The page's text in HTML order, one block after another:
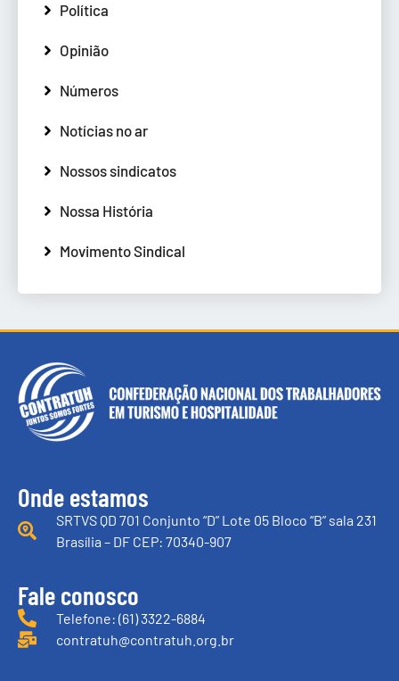
Política
Opinião
Números
Notícias no ar
Nossos sindicatos
Nossa História
Movimento Sindical
Onde estamos
SRTVS QD 701 Conjunto “D” Lote 05 Bloco “B” sala 231
Brasília – DF CEP: 70340-907
Fale conosco
Telefone: (61) 3322-6884
contratuh@contratuh.org.br